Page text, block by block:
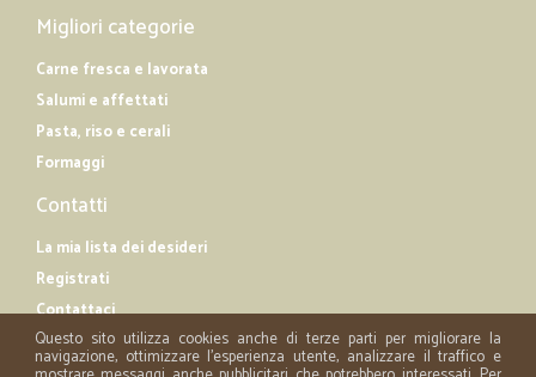
Migliori categorie
Carne fresca e lavorata
Salumi e affettati
Pasta, riso e cerali
Formaggi
Contatti
La mia lista dei desideri
Registrati
Contattaci
Questo sito utilizza cookies anche di terze parti per migliorare la
navigazione, ottimizzare l'esperienza utente, analizzare il traffico e